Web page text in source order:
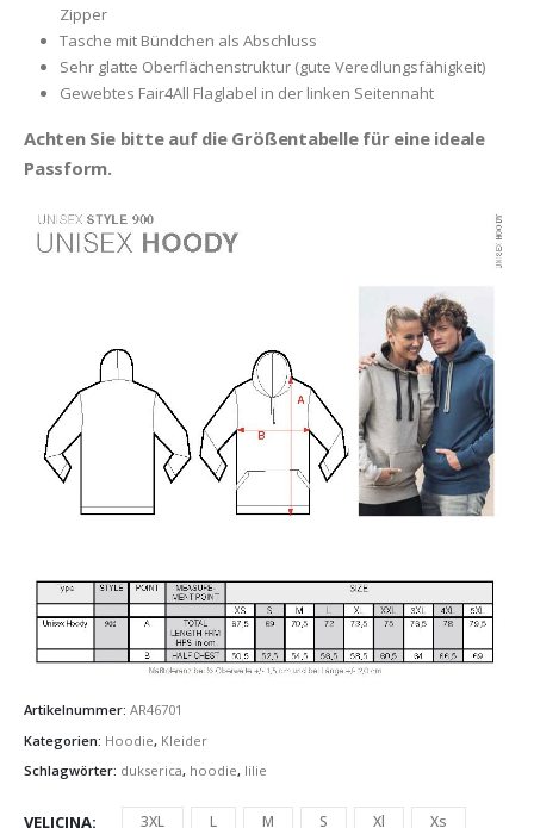
Zipper
Tasche mit Bündchen als Abschluss
Sehr glatte Oberflächenstruktur (gute Veredlungsfähigkeit)
Gewebtes Fair4All Flaglabel in der linken Seitennaht
Achten Sie bitte auf die Größentabelle für eine ideale
Passform.
Artikelnummer: AR46701
Kategorien: Hoodie, Kleider
Schlagwörter: dukserica, hoodie, lilie
VELICINA 3XL L M S Xl Xs